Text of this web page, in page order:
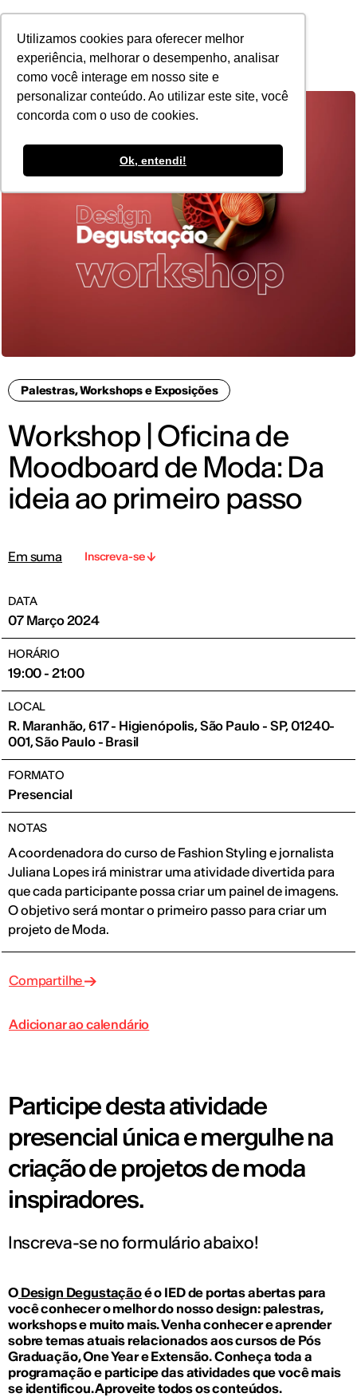
Utilizamos cookies para oferecer melhor
experiência, melhorar o desempenho, analisar
como você interage em nosso site e
personalizar conteúdo. Ao utilizar este site, você
concorda com o uso de cookies.
Ok, entendi!
POR
Palestras, Workshops e Exposições
Workshop | Oficina de
Moodboard de Moda: Da
ideia ao primeiro passo
Em suma Inscreva-se
DATA
07 Março 2024
HORÁRIO
19:00 - 21:00
LOCAL
R. Maranhão, 617 - Higienópolis, São Paulo - SP, 01240-
001, São Paulo - Brasil
FORMATO
Presencial
NOTAS
A coordenadora do curso de Fashion Styling e jornalista
Juliana Lopes irá ministrar uma atividade divertida para
que cada participante possa criar um painel de imagens.
O objetivo será montar o primeiro passo para criar um
projeto de Moda.
Compartilhe
Adicionar ao calendário
Participe desta atividade
presencial única e mergulhe na
criação de projetos de moda
inspiradores.
Inscreva-se no formulário abaixo!
ODesign Degustaçãoé o IED de portas abertas para
você conhecer o melhor do nosso design: palestras,
workshops e muito mais. Venha conhecer e aprender
sobre temas atuais relacionados aos cursos de Pós
Graduação, One Year e Extensão. Conheça toda a
programação e participe das atividades que você mais
se identificou. Aproveite todos os conteúdos.